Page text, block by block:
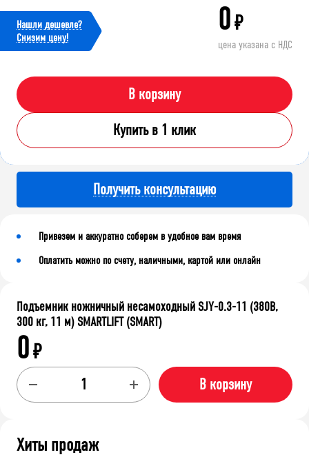
Нашли дешевле?
Cнизим цену!
0₽
цена указана с НДС
В корзину
Купить в 1 клик
Получить консультацию
Привезем и аккуратно соберем в удобное вам время
Оплатить можно по счету, наличными, картой или онлайн
Подъемник ножничный несамоходный SJY-0.3-11 (380В,
300 кг, 11 м) SMARTLIFT (SMART)
0₽
В корзину
Хиты продаж